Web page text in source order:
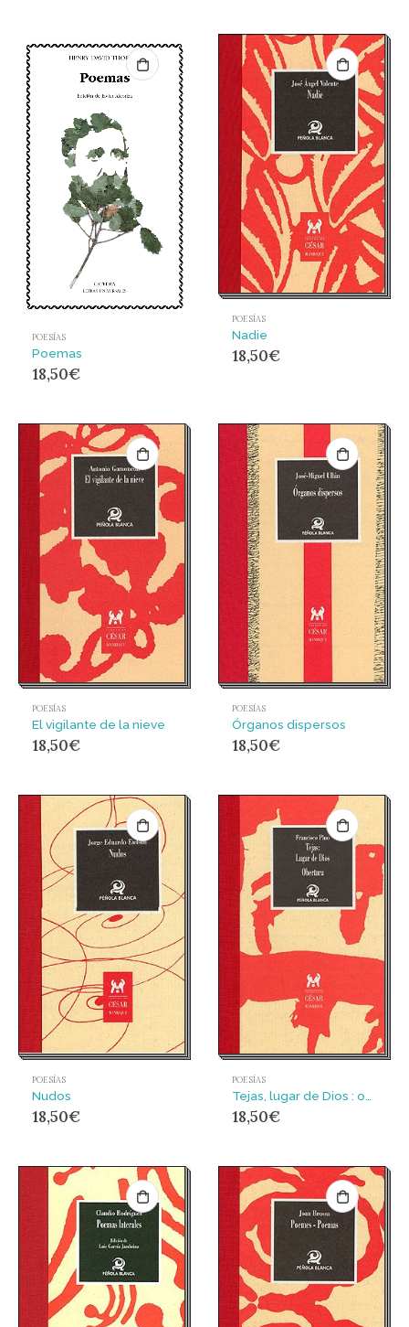
POESÍAS
Poemas
18,50€
POESÍAS
Nadie
18,50€
POESÍAS
El vigilante de la nieve
18,50€
POESÍAS
Órganos dispersos
18,50€
POESÍAS
Nudos
18,50€
POESÍAS
18,50€